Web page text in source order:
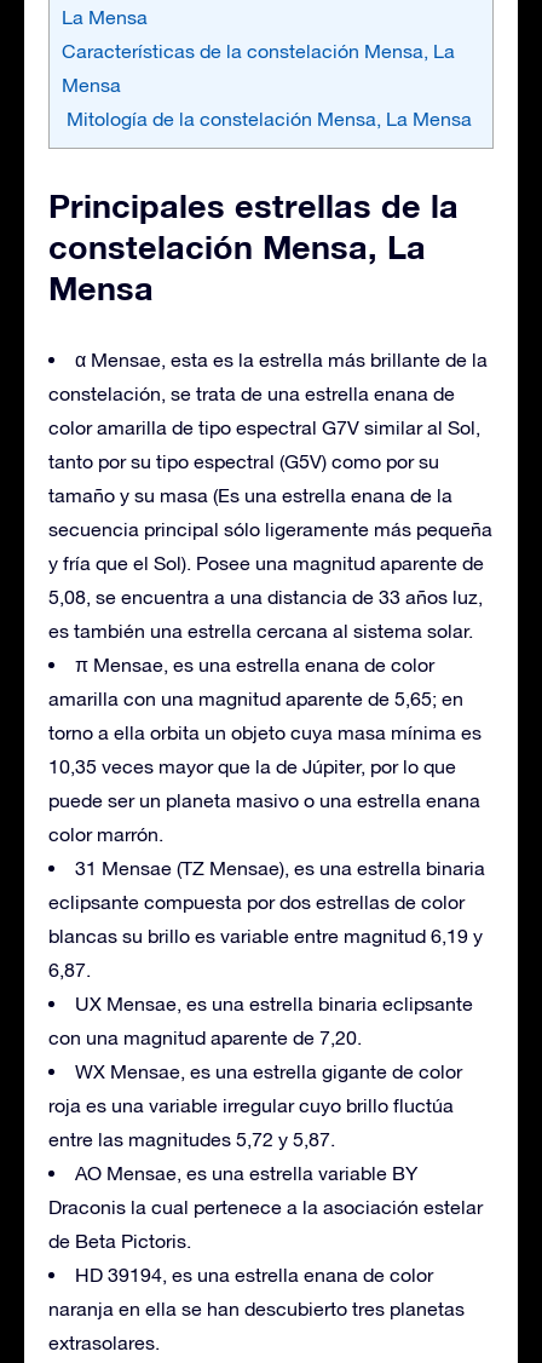
La Mensa
Características de la constelación Mensa, La
Mensa
Mitología de la constelación Mensa, La Mensa
Principales estrellas de la
constelación Mensa, La
Mensa
α Mensae, esta es la estrella más brillante de la
constelación, se trata de una estrella enana de
color amarilla de tipo espectral G7V similar al Sol,
tanto por su tipo espectral (G5V) como por su
tamaño y su masa (Es una estrella enana de la
secuencia principal sólo ligeramente más pequeña
y fría que el Sol). Posee una magnitud aparente de
5,08, se encuentra a una distancia de 33 años luz,
es también una estrella cercana al sistema solar.
π Mensae, es una estrella enana de color
amarilla con una magnitud aparente de 5,65; en
torno a ella orbita un objeto cuya masa mínima es
10,35 veces mayor que la de Júpiter, por lo que
puede ser un planeta masivo o una estrella enana
color marrón.
31 Mensae (TZ Mensae), es una estrella binaria
eclipsante compuesta por dos estrellas de color
blancas su brillo es variable entre magnitud 6,19 y
6,87.
UX Mensae, es una estrella binaria eclipsante
con una magnitud aparente de 7,20.
WX Mensae, es una estrella gigante de color
roja es una variable irregular cuyo brillo fluctúa
entre las magnitudes 5,72 y 5,87.
AO Mensae, es una estrella variable BY
Draconis la cual pertenece a la asociación estelar
de Beta Pictoris.
HD 39194, es una estrella enana de color
naranja en ella se han descubierto tres planetas
extrasolares.